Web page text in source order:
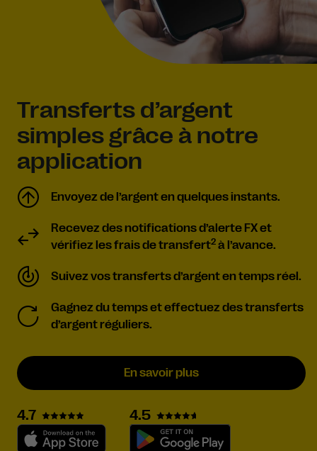
Transferts d’argent
simples grâce à notre
application
Envoyez de l’argent en quelques instants.
Recevez des notifications d’alerte FX et
vérifiez les frais de transfert2 à l’avance.
Suivez vos transferts d’argent en temps réel.
Gagnez du temps et effectuez des transferts
d’argent réguliers.
En savoir plus
4.7 4.5